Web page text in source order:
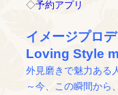
◇予約アプリ
イメージプロ
Loving Style
外見磨きで魅力ある
～今、この瞬間から